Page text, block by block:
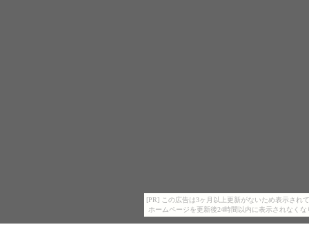
[PR] この広告は3ヶ月以上更新がないため表示され
ホームページを更新後24時間以内に表示されなくな